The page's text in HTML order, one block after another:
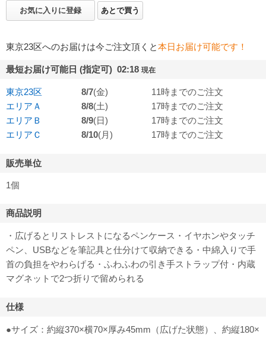
お気に入りに登録 あとで買う
東京23区へのお届けは今ご注文頂くと本日お届け可能です！
最短お届け可能日 (指定可) 02:18 現在
東京23区 8/7(金)
11時までのご注文
エリアＡ
8/8(土)
17時までのご注文
エリアＢ
8/9(日)
17時までのご注文
エリアＣ
8/10(月) 17時までのご注文
販売単位
1個
商品説明
・広げるとリストレストになるペンケース・イヤホンやタッチ
ペン、USBなどを筆記具と仕分けて収納できる・中綿入りで手
首の負担をやわらげる・ふわふわの引き手ストラップ付・内蔵
マグネットで2つ折りで留められる
仕様
●サイズ：約縦370×横70×厚み45mm（広げた状態）、約縦180×